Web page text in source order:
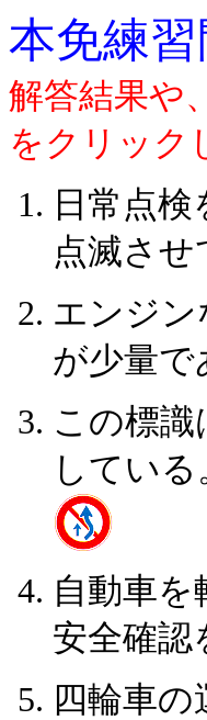
本免練習
解答結果や
をクリック
日常点
点滅させ
エンジ
が少量
この標
している
自動車
安全確
四輪車